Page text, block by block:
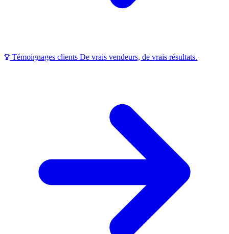
Témoignages clients De vrais vendeurs, de vrais résultats.